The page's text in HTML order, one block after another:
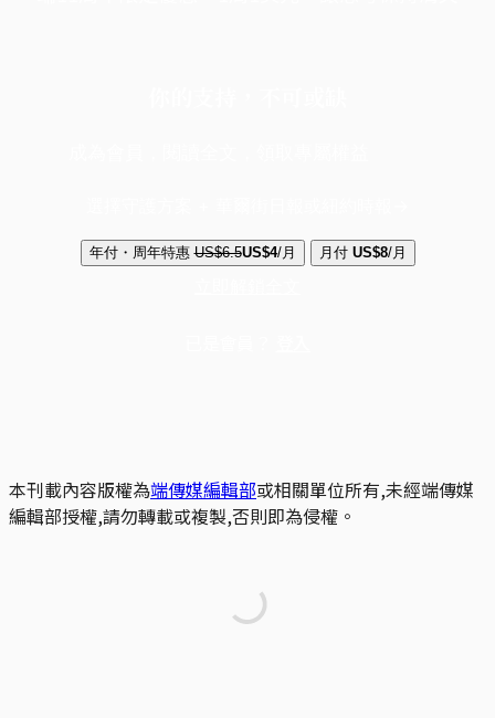
年付・周年特惠 US$6.5US$4/月 月付 US$8/月
本刊載內容版權為端傳媒編輯部或相關單位所有,未經端傳媒
編輯部授權,請勿轉載或複製,否則即為侵權。